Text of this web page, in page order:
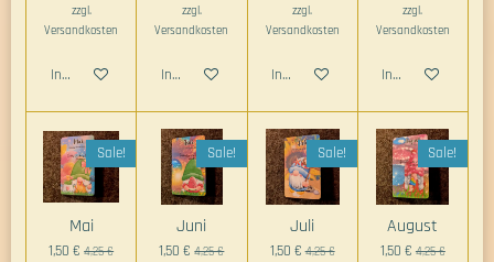
zzgl.
Versandkosten
In den Warenkorb
zzgl.
Versandkosten
In den Warenkorb
zzgl.
Versandkosten
In den Warenkorb
zzgl.
Versandkosten
In den Warenkorb
Sale!
Mai
1,50 € 4,25 €
Sale!
Juni
1,50 € 4,25 €
Sale!
Juli
1,50 € 4,25 €
Sale!
August
1,50 € 4,25 €